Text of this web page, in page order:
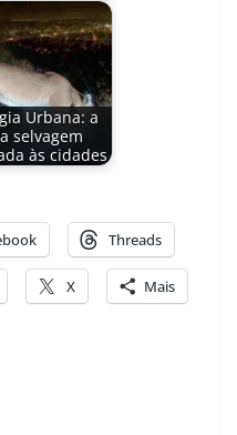
Urbana: a
selvagem
às cidades
Threads
X Mais